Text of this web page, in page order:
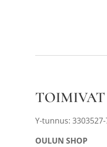
Y-tunnus:
OULUN SHOP